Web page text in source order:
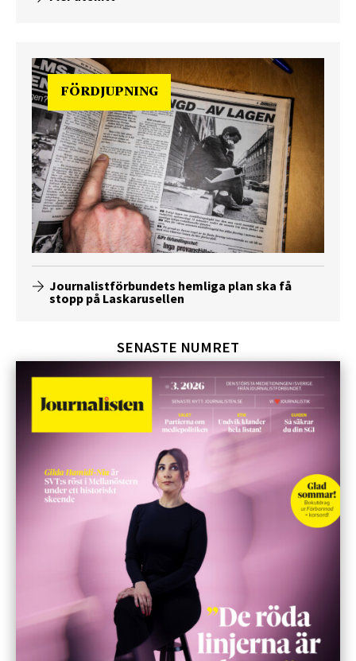
FÖRDJUPNING
Journalistförbundets hemliga plan ska få
stopp på Laskarusellen
SENASTE NUMRET